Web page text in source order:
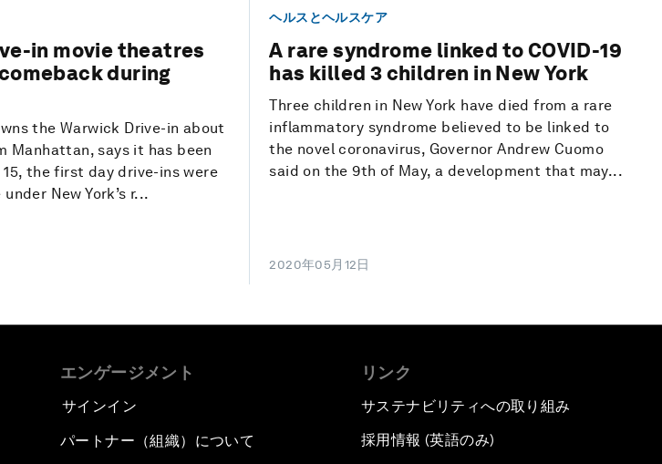
in movie theatres
during
the Warwick Drive-in about
Manhattan, says it has been
the first day drive-ins were
New York’s r...
ヘルスとヘルスケア
A rare syndrome linked to COVID-19
has killed 3 children in New York
Three children in New York have died from a rare
inflammatory syndrome believed to be linked to
the novel coronavirus, Governor Andrew Cuomo
said on the 9th of May, a development that may...
2020年05月12日
エンゲージメント
サインイン
パートナー（組織）について
リンク
サステナビリティへの取り組み
採用情報 (英語のみ)